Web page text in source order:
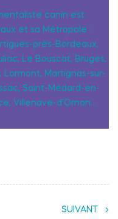
canin est
et sa Métropole :
près-Bordeaux,
Le Bouscat, Bruges,
Lormont, Martignas-sur-
Saint-Médard-en-
Villenave-d’Ornon…
SUIVANT